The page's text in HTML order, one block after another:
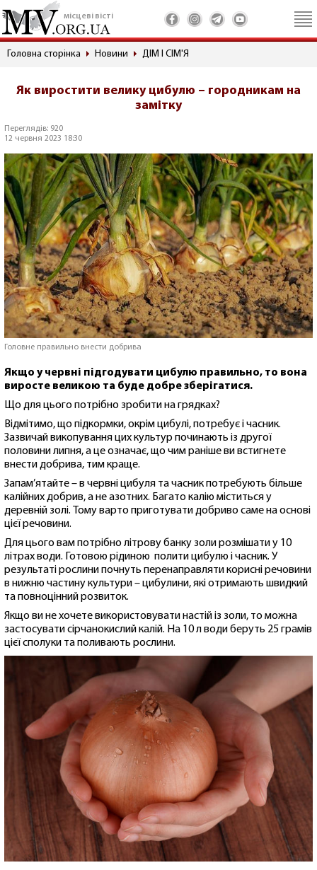
місцеві вісті
Головна сторінка Новини ДІМ І СІМ'Я
Як виростити велику цибулю – городникам на
замітку
Переглядів: 920
12 червня 2023 18:30
Головне правильно внести добрива
Якщо у червні підгодувати цибулю правильно, то вона
виросте великою та буде добре зберігатися.
Що для цього потрібно зробити на грядках?
Відмітимо, що підкормки, окрім цибулі, потребує і часник.
Зазвичай викопування цих культур починають із другої
половини липня, а це означає, що чим раніше ви встигнете
внести добрива, тим краще.
Запам’ятайте – в червні цибуля та часник потребують більше
калійних добрив, а не азотних. Багато калію міститься у
деревній золі. Тому варто приготувати добриво саме на основі
цієї речовини.
Для цього вам потрібно літрову банку золи розмішати у 10
літрах води. Готовою рідиною полити цибулю і часник. У
результаті рослини почнуть перенаправляти корисні речовини
в нижню частину культури – цибулини, які отримають швидкий
та повноцінний розвиток.
Якщо ви не хочете використовувати настій із золи, то можна
застосувати сірчанокислий калій. На 10 л води беруть 25 грамів
цієї сполуки та поливають рослини.